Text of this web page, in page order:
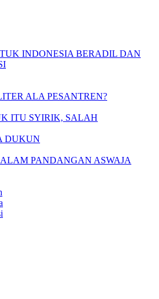
INDONESIA BERADIL DAN
ALA PESANTREN?
ITU SYIRIK, SALAH
DUKUN
PANDANGAN ASWAJA